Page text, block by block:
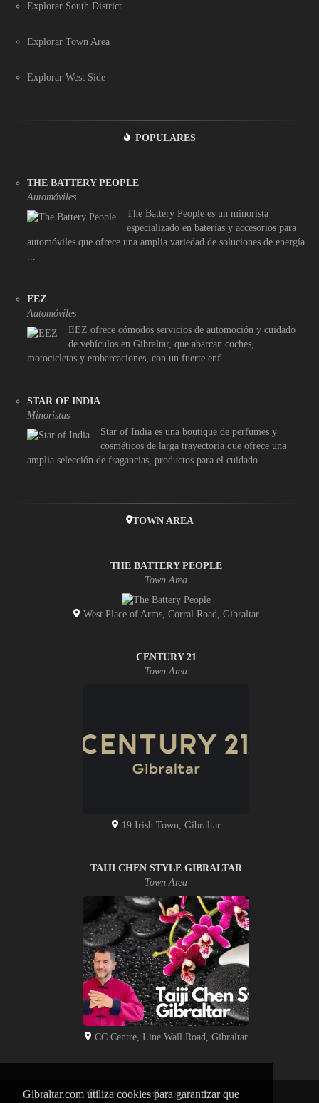
Gibraltar.com utiliza cookies para garantizar que
Explorar South District
Explorar Town Area
Explorar West Side
POPULARES
THE BATTERY PEOPLE
Automóviles
The Battery People es un minorista
especializado en baterías y accesorios para
automóviles que ofrece una amplia variedad de soluciones de energía
...
EEZ
Automóviles
EEZ ofrece cómodos servicios de automoción y cuidado
de vehículos en Gibraltar, que abarcan coches,
motocicletas y embarcaciones, con un fuerte enf ...
STAR OF INDIA
Minoristas
Star of India es una boutique de perfumes y
cosméticos de larga trayectoria que ofrece una
amplia selección de fragancias, productos para el cuidado ...
TOWN AREA
THE BATTERY PEOPLE
Town Area
West Place of Arms, Corral Road, Gibraltar
CENTURY 21
Town Area
19 Irish Town, Gibraltar
TAIJI CHEN STYLE GIBRALTAR
Town Area
CC Centre, Line Wall Road, Gibraltar
INICIO CONTACTO